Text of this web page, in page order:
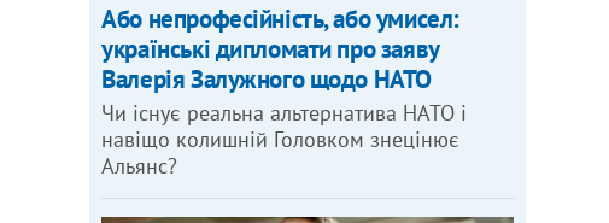
Або непрофесійність, або умисел:
українські дипломати про заяву
Валерія Залужного щодо НАТО
Чи існує реальна альтернатива НАТО і
навіщо колишній Головком знецінює
Альянс?